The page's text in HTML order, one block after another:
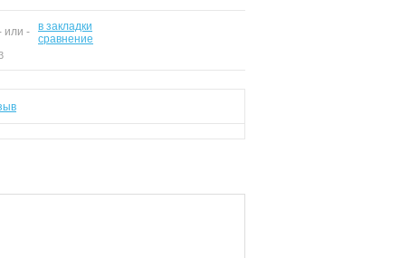
или -
в закладки
сравнение